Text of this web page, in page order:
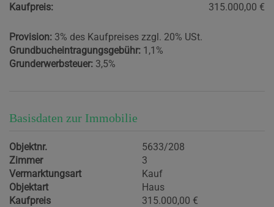
Kaufpreis: 315.000,00 €
Provision: 3% des Kaufpreises zzgl. 20% USt.
Grundbucheintragungsgebühr: 1,1%
Grunderwerbsteuer: 3,5%
Basisdaten zur Immobilie
Objektnr.
5633/208
Zimmer
3
Vermarktungsart
Kauf
Objektart
Haus
Kaufpreis
315.000,00 €